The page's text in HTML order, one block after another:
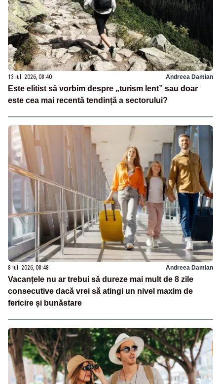
13 iul. 2026, 08:40 Andreea Damian
Este elitist să vorbim despre „turism lent” sau doar
este cea mai recentă tendință a sectorului?
8 iul. 2026, 08:48 Andreea Damian
Vacanțele nu ar trebui să dureze mai mult de 8 zile
consecutive dacă vrei să atingi un nivel maxim de
fericire și bunăstare